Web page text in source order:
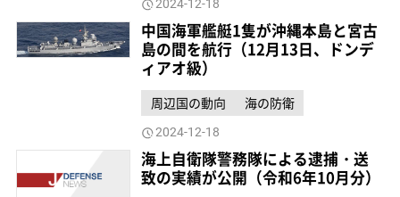
2024-12-18
中国海軍艦艇1隻が沖縄本島と宮古
島の間を航行（12月13日、ドンデ
ィアオ級）
周辺国の動向 海の防衛
2024-12-18
海上自衛隊警務隊による逮捕・送
致の実績が公開（令和6年10月分）